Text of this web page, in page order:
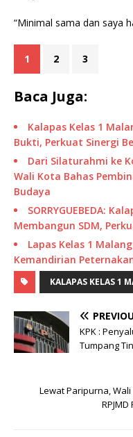
“Minimal sama dan saya
1 2 3
Baca Juga:
Kalapas Kelas 1
Bukti, Perkuat Sinergi
Dari Silaturahmi ke
Wali Kota Bahas
Budaya
SORRYGUEBEDA:
Membangun SDM,
Lapas Kelas 1
Kemandirian
KALAPAS KELAS 1
KPK :
Tumpang
Lewat Paripurna,